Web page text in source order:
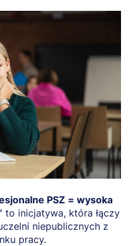
PSZ = wysoka
to inicjatywa, która łączy
niepublicznych z
pracy.